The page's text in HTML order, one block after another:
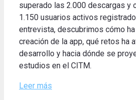
superado las 2.000 descargas y
1.150 usuarios activos
entrevista, descubrimos cómo
creación de la app, qué retos ha
desarrollo y hacia dónde se
estudios en el CITM.
Leer más